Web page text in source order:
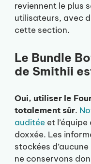
reviennent le plus
utilisateurs, avec
cette section.
Le Bundle
de Smithii
Oui, utiliser le
totalement sûr.
auditée et
doxxée. Les
stockées
ne conservons